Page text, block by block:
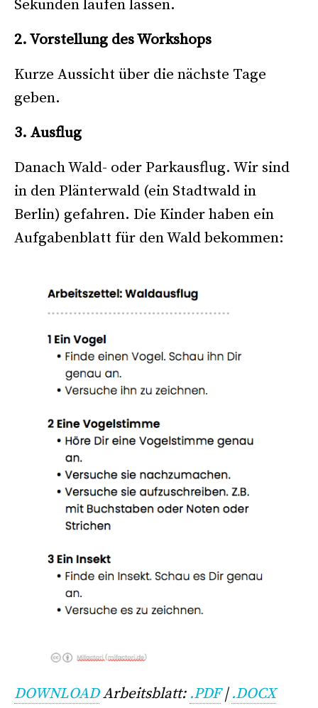
Sekunden laufen lassen.
2. Vorstellung des Workshops
Kurze Aussicht über die nächste Tage
geben.
3. Ausflug
Danach Wald- oder Parkausflug. Wir sind
in den Plänterwald (ein Stadtwald in
Berlin) gefahren. Die Kinder haben ein
Aufgabenblatt für den Wald bekommen:
DOWNLOADArbeitsblatt: .PDF|.DOCX